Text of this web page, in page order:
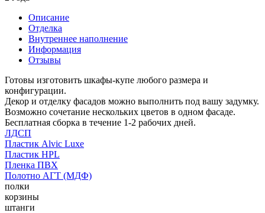
Описание
Отделка
Внутреннее наполнение
Информация
Отзывы
Готовы изготовить шкафы-купе любого размера и
конфигурации.
Декор и отделку фасадов можно выполнить под вашу задумку.
Возможно сочетание нескольких цветов в одном фасаде.
Бесплатная сборка в течение 1-2 рабочих дней.
ЛДСП
Пластик Alvic Luxe
Пластик HPL
Пленка ПВХ
Полотно АГТ (МДФ)
полки
корзины
штанги